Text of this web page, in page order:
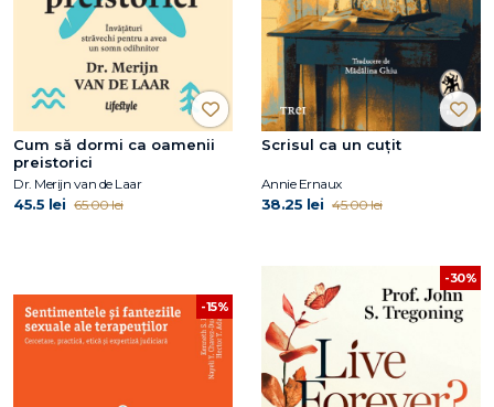
Cum să dormi ca oamenii
preistorici
Dr. Merijn van de Laar
45.5 lei 65.00 lei
Scrisul ca un cuțit
Annie Ernaux
38.25 lei 45.00 lei
-15%
-30%